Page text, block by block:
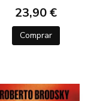
23,90 €
Comprar